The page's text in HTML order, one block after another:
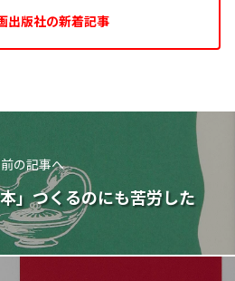
出版社の新着記事
前の記事へ
」つくるのにも苦労した